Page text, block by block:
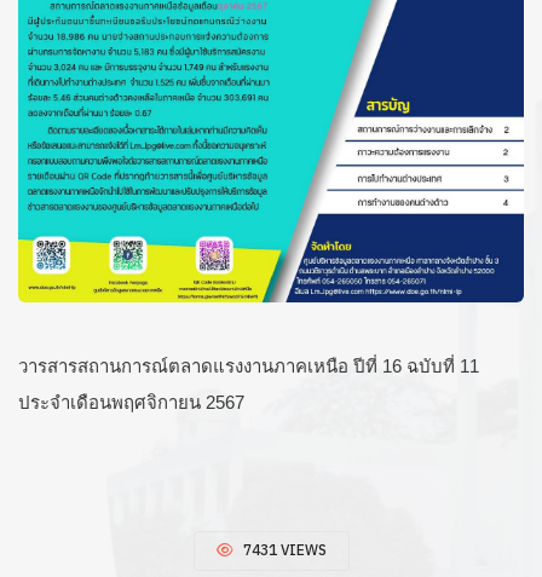
วารสารสถานการณ์ตลาดแรงงานภาคเหนือ ปีที่ 16 ฉบับที่ 11
ประจำเดือนพฤศจิกายน 2567
7431 VIEWS